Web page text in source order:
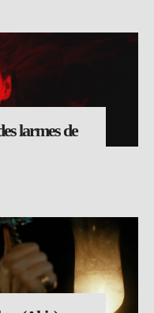
larmes de